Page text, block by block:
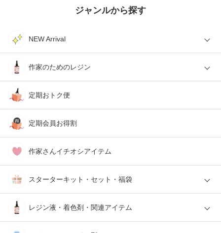
ジャンルから探す
NEW Arrival
作家のためのレジン
定期おトク便
定期会員お得割
作家さんイチオシアイテム
スターターキット・セット・福袋
レジン液・着色剤・関連アイテム